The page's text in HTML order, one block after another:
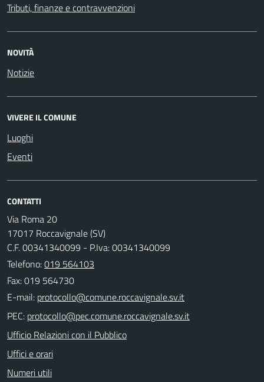
Tributi, finanze e contravvenzioni
NOVITÀ
Notizie
VIVERE IL COMUNE
Luoghi
Eventi
CONTATTI
Via Roma 20
17017 Roccavignale (SV)
C.F. 00341340099 - P.Iva: 00341340099
Telefono:019 564103
Fax: 019 564730
E-mail:
PEC:
Ufficio Relazioni con il Pubblico
Uffici e orari
Numeri utili